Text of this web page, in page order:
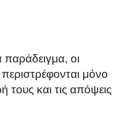
παράδειγμα, οι
μόνο
τους και τις απόψεις